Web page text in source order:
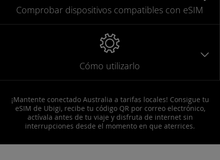
Comprobar dispositivos compatibles con eSIM
Cómo utilizarlo
¡Mantente conectado Australia a tarifas locales! Consigue tu
eSIM de Ubigi, recibe tu código QR por correo electrónico,
actívala antes de tu viaje y disfruta de internet sin
interrupciones desde el momento en que aterrices.